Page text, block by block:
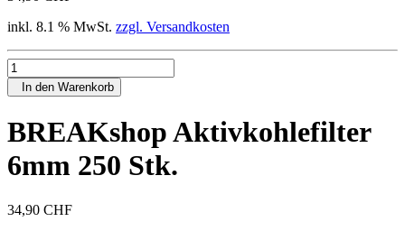
inkl. 8.1 % MwSt. zzgl. Versandkosten
In den Warenkorb
BREAKshop Aktivkohlefilter
6mm 250 Stk.
34,90 CHF